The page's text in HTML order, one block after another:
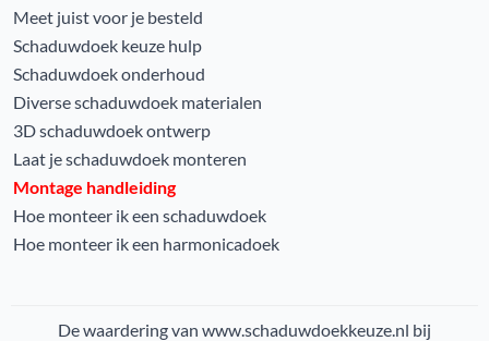
Meet juist voor je besteld
Schaduwdoek keuze hulp
Schaduwdoek onderhoud
Diverse schaduwdoek materialen
3D schaduwdoek ontwerp
Laat je schaduwdoek monteren
Montage handleiding
Hoe monteer ik een schaduwdoek
Hoe monteer ik een harmonicadoek
De waardering van www.schaduwdoekkeuze.nl bij